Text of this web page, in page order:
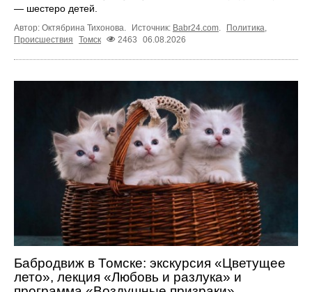
— шестеро детей.
Автор: Октябрина Тихонова. Источник: Babr24.com. Политика,
Происшествия
Томск 2463 06.08.2026
Бабродвиж в Томске: экскурсия «Цветущее
лето», лекция «Любовь и разлука» и